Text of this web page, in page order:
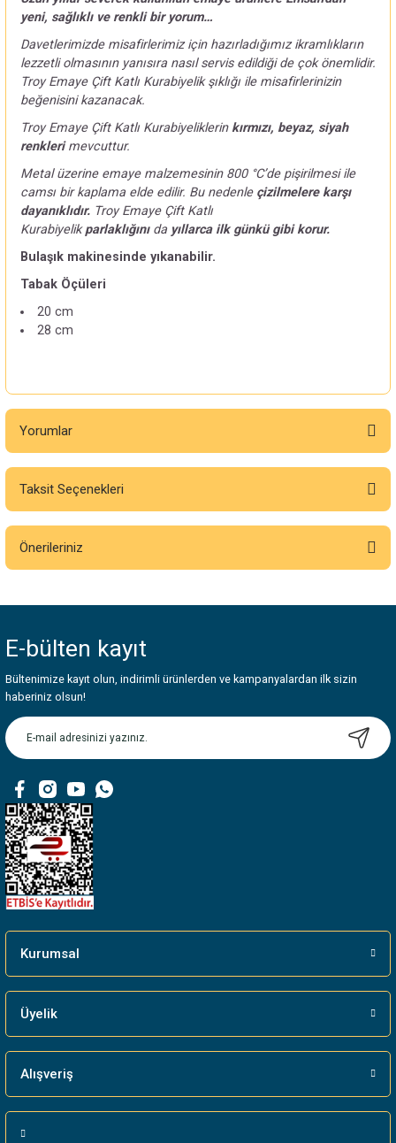
yeni, sağlıklı ve renkli bir yorum…
Davetlerimizde misafirlerimiz için hazırladığımız ikramlıkların
lezzetli olmasının yanısıra nasıl servis edildiği de çok önemlidir.
Troy Emaye Çift Katlı Kurabiyelik şıklığı ile misafirlerinizin
beğenisini kazanacak.
Troy Emaye Çift Katlı Kurabiyeliklerin kırmızı, beyaz, siyah
renklerimevcuttur.
Metal üzerine emaye malzemesinin 800 °C’de pişirilmesi ile
camsı bir kaplama elde edilir. Bu nedenle çizilmelere karşı
dayanıklıdır. Troy Emaye Çift Katlı
Kurabiyelikparlaklığınıda yıllarca ilk günkü gibi korur.
Bulaşık makinesinde yıkanabilir.
Tabak Öçüleri
20 cm
28 cm
Yorumlar
Bu ürüne ilk yorumu siz yapın!
Taksit Seçenekleri
Önerileriniz
Görüş ve önerileriniz için teşekkür ederiz.
Ürün resmi kalitesiz, bozuk veya görüntülenemiyor.
Ürün açıklamasında eksik bilgiler bulunuyor.
Ürün bilgilerinde hatalar bulunuyor.
Bu ürüne benzer farklı alternatifler olmalı.
E-bülten kayıt
Bültenimize kayıt olun, indirimli ürünlerden ve kampanyalardan ilk sizin
haberiniz olsun!
Kurumsal
Üyelik
Alışveriş